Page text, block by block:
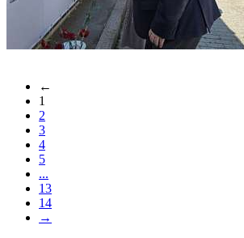
←
1
2
3
4
5
...
13
14
→